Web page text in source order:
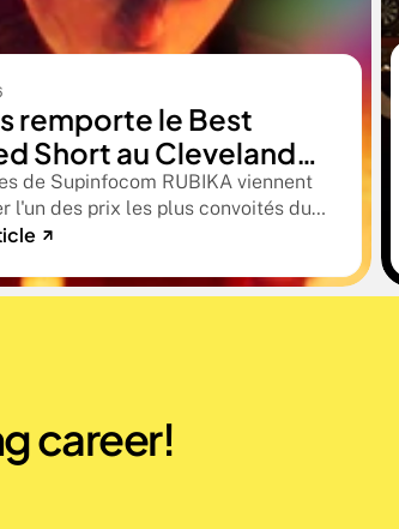
remporte le Best
Short au Cleveland
Film Festival. Une
qualificative aux
de Supinfocom RUBIKA viennent
l'un des prix les plus convoités du
américain. Une victoire qui
la sortie d'école.
career!